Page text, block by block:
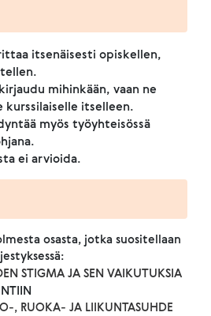
itsenäisesti opiskellen,
mihinkään, vaan ne
kurssilaiselle itselleen.
myös työyhteisössä
ei arvioida.
osasta, jotka suositellaan
STIGMA JA SEN VAIKUTUKSIA
, RUOKA- JA LIIKUNTASUHDE